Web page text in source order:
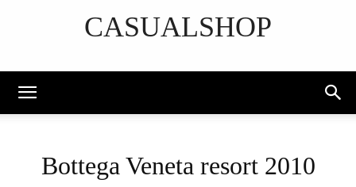
CASUALSHOP
Bottega Veneta resort 2010